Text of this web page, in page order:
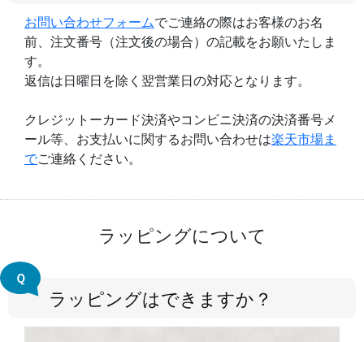
お問い合わせフォームでご連絡の際はお客様のお名
前、注文番号（注文後の場合）の記載をお願いたしま
す。
返信は日曜日を除く翌営業日の対応となります。
クレジットーカード決済やコンビニ決済の決済番号メ
ール等、お支払いに関するお問い合わせは楽天市場ま
でご連絡ください。
ラッピングについて
Ｑ
ラッピングはできますか？